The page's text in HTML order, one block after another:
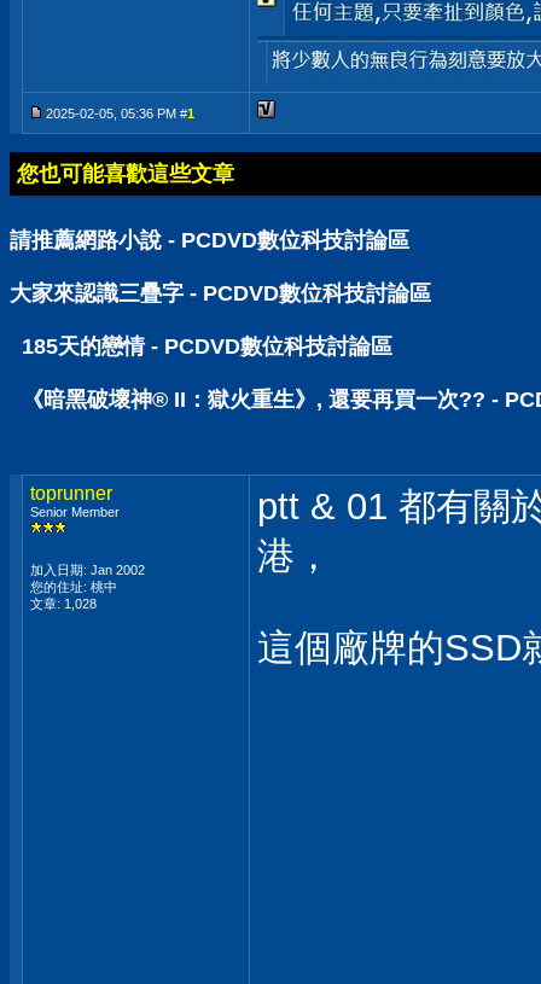
2025-02-05, 05:36 PM #1
您也可能喜歡這些文章
請推薦網路小說 - PCDVD數位科技討論區
大家來認識三疊字 - PCDVD數位科技討論區
185天的戀情 - PCDVD數位科技討論區
《暗黑破壞神® II：獄火重生》, 還要再買一次?? -
toprunner
Senior Member
加入日期: Jan 2002
您的住址: 桃中
文章: 1,028
ptt & 01 都有關
港，
這個廠牌的SSD